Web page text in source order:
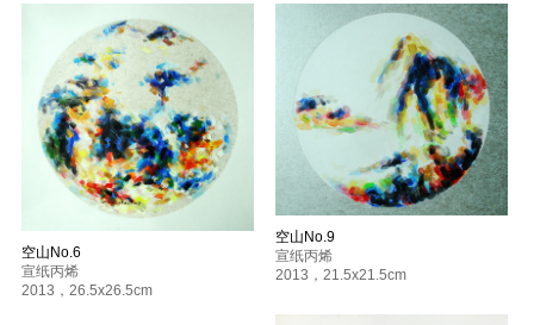
艺尚重庆——国际当代艺术双年展 阳光世纪 重庆
万象——ART新势力跨界展 悦美术馆 北京
咂摸——青年一代的视角 一道空间 北京
自我关系——我们是乌托邦有机体 三亚今日艺术汇 三亚
已知开始三人展 悦文空间 北京
繁星计划——第二届V时代青年当代艺术展 树美术馆 北京
2013
万象——呼吸一起艺术跨界展 今日美术馆 北京
2012
中国未来 北京时代美术馆 北京
游园君梦第二回——目的地四人展 目的地艺术空间 北京
游园君梦第一回——目的地五人展 目的地艺术空间 北京
空山No.6
宣纸丙烯
2013 ， 26.5x26.5cm
空山No.9
宣纸丙烯
2013 ， 21.5x21.5cm